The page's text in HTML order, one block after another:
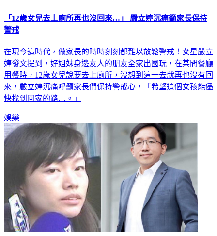
「12歲女兒去上廁所再也沒回來…」 嚴立婷沉痛籲家長保持
警戒
在現今這時代，做家長的時時刻刻都難以放鬆警戒！女星嚴立
婷發文提到，好姐妹身邊友人的朋友全家出國玩，在某間餐廳
用餐時，12歲女兒說要去上廁所，沒想到這一去就再也沒有回
來，嚴立婷沉痛呼籲家長們保持警戒心，「希望這個女孩能儘
快找到回家的路…。」
娛樂